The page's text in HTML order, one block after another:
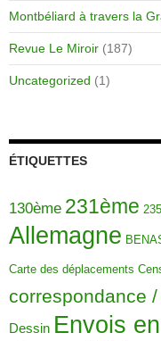
Montbéliard à travers la
Revue Le Miroir (187)
Uncategorized (1)
ÉTIQUETTES
130ème 231ème
Allemagne
Carte des déplacements
correspondance
Dessin Envois